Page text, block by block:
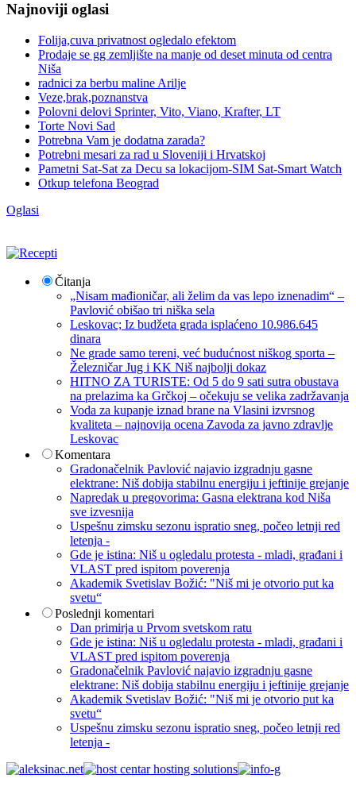
Najnoviji oglasi
Folija,cuva privatnost ogledalo efektom
Prodaje se gg zemljište na manje od deset minuta od centra
Niša
radnici za berbu maline Arilje
Veze,brak,poznanstva
Polovni delovi Sprinter, Vito, Viano, Krafter, LT
Torte Novi Sad
Potrebna Vam je dodatna zarada?
Potrebni mesari za rad u Sloveniji i Hrvatskoj
Pametni Sat-Sat za Decu sa lokacijom-SIM Sat-Smart Watch
Otkup telefona Beograd
Oglasi
Čitanja
„Nisam mađioničar, ali želim da vas lepo iznenadim“ –
Pavlović obišao tri niška sela
Leskovac; Iz budžeta grada isplaćeno 10.986.645
dinara
Ne grade samo tereni, već budućnost niškog sporta –
Železničar Jug i KK Niš najbolji dokaz
HITNO ZA TURISTE: Od 5 do 9 sati sutra obustava
na prelazima ka Grčkoj – očekuju se velika zadržavanja
Voda za kupanje iznad brane na Vlasini izvrsnog
kvaliteta – najnovija ocena Zavoda za javno zdravlje
Leskovac
Komentara
Gradonačelnik Pavlović najavio izgradnju gasne
elektrane: Niš dobija stabilnu energiju i jeftinije grejanje
Napredak u pregovorima: Gasna elektrana kod Niša
sve izvesnija
Uspešnu zimsku sezonu ispratio sneg, počeo letnji red
letenja -
Gde je istina: Niš u ogledalu protesta - mladi, građani i
VLAST pred ispitom poverenja
Akademik Svetislav Božić: "Niš mi je otvorio put ka
svetu“
Poslednji komentari
Dan primirja u Prvom svetskom ratu
Gde je istina: Niš u ogledalu protesta - mladi, građani i
VLAST pred ispitom poverenja
Gradonačelnik Pavlović najavio izgradnju gasne
elektrane: Niš dobija stabilnu energiju i jeftinije grejanje
Akademik Svetislav Božić: "Niš mi je otvorio put ka
svetu“
Uspešnu zimsku sezonu ispratio sneg, počeo letnji red
letenja -